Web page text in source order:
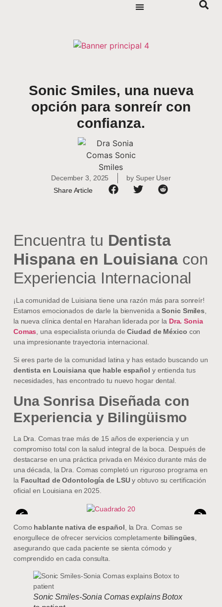
Sonic Smiles, una nueva
opción para sonreír con
confianza.
December 3, 2025 by Super User
Share Article
Encuentra tu Dentista
Hispana en Louisianacon
Experiencia Internacional
¡La comunidad de Luisiana tiene una razón más para sonreír!
Estamos emocionados de darle la bienvenida aSonic Smiles,
la nueva clínica dental en Harahan liderada por la Dra. Sonia
Comas, una especialista oriunda deCiudad de México con
una impresionante trayectoria internacional.
Si eres parte de la comunidad latina y has estado buscando un
dentista en Louisiana que hable español y entienda tus
necesidades, has encontrado tu nuevo hogar dental.
Una Sonrisa Diseñada con
Experiencia y Bilingüismo
La Dra. Comas trae más de 15 años de experiencia y un
compromiso total con la salud integral de la boca. Después de
destacarse en una práctica privada en México durante más de
una década, la Dra. Comas completó un riguroso programa en
la Facultad de Odontología de LSUy obtuvo su certificación
oficial en Louisiana en 2025.
<
>
Como hablante nativa de español , la Dra. Comas se
enorgullece de ofrecer servicios completamente bilingües
asegurando que cada paciente se sienta cómodo y
comprendido en cada consulta.
Sonic Smiles-Sonia Comas explains Botox